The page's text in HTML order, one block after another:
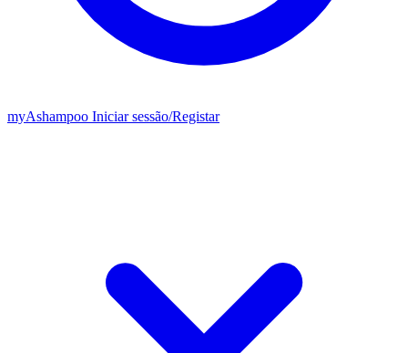
myAshampoo Iniciar sessão/Registar